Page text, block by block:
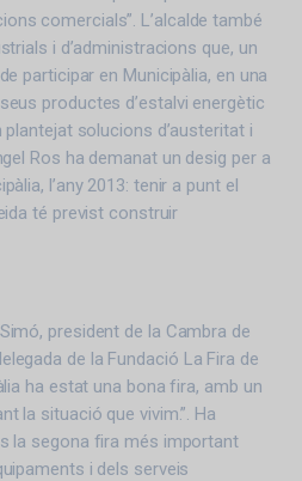
comercials”. L’alcalde també
i d’administracions que, un
participar en Municipàlia, en una
productes d’estalvi energètic
solucions d’austeritat i
Ros ha demanat un desig per a
l’any 2013: tenir a punt el
té previst construir
president de la Cambra de
de la Fundació La Fira de
ha estat una bona fira, amb un
la situació que vivim.”. Ha
la segona fira més important
i dels serveis